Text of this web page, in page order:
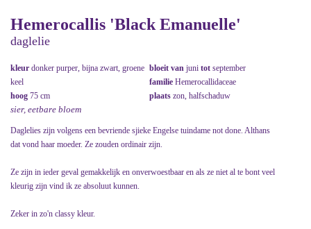
Hemerocallis 'Black Emanuelle'
daglelie
kleur donker purper, bijna zwart, groene
keel
bloeit van juni tot september
familie Hemerocallidaceae
hoog 75 cm plaats zon, halfschaduw
sier, eetbare bloem
Daglelies zijn volgens een bevriende sjieke Engelse tuindame not done. Althans
dat vond haar moeder. Ze zouden ordinair zijn.
Ze zijn in ieder geval gemakkelijk en onverwoestbaar en als ze niet al te bont veel
kleurig zijn vind ik ze absoluut kunnen.
Zeker in zo'n classy kleur.